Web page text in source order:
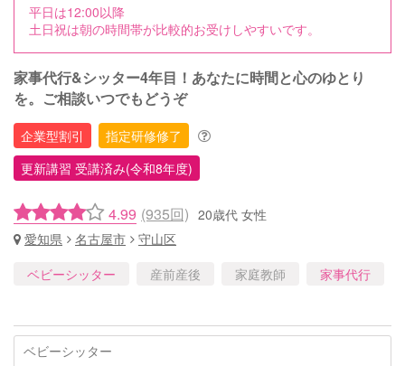
平日は12:00以降
土日祝は朝の時間帯が比較的お受けしやすいです。
家事代行&シッター4年目！あなたに時間と心のゆとり
を。ご相談いつでもどうぞ
企業型割引
指定研修修了
更新講習 受講済み(令和8年度)
4.99 (935回) 20歳代 女性
愛知県
名古屋市
守山区
ベビーシッター
産前産後 家庭教師 家事代行
ベビーシッター